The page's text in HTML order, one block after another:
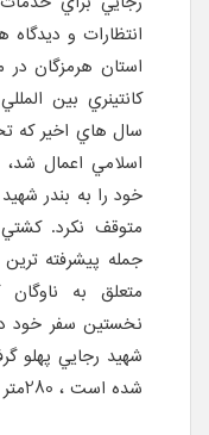
انتظارات و ديدگاه
استان هرمزگان در
کانتينري بين
سال هاي اخير که
اسلامي اعمال
خود را به بندر شهيد
جمله پيشرفته
متعلق به
شده است ، 280متر طول و 15 متر آبخور دارد.